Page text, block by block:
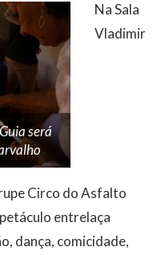
será
Na Sala
Vladimir
Circo do Asfalto
entrelaça
dança, comicidade,